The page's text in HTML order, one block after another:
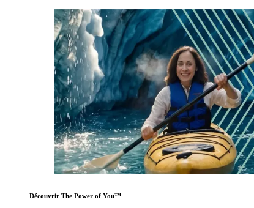
Découvrir The Power of You™️